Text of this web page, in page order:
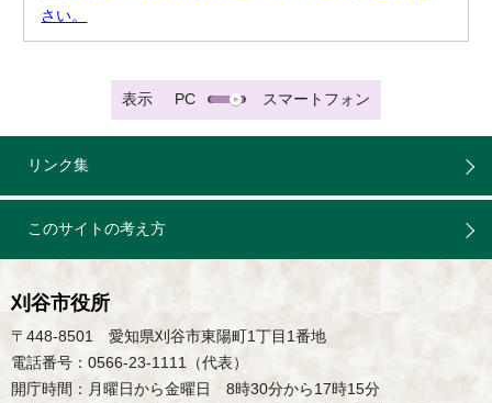
さい。
表示 PC スマートフォン
リンク集
このサイトの考え方
刈谷市役所
〒448-8501 愛知県刈谷市東陽町1丁目1番地
電話番号：0566-23-1111（代表）
開庁時間：月曜日から金曜日 8時30分から17時15分